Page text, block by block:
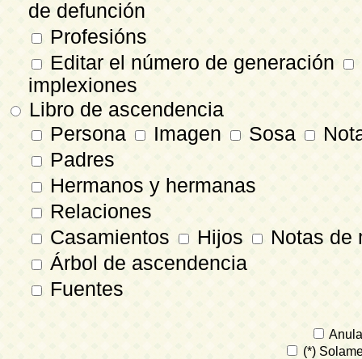
de defunción
Profesións
Editar el número de generación
implexiones
Libro de ascendencia
Persona
Imagen Sosa
Padres
Hermanos y hermanas
Relaciones
Casamientos
Hijos
Notas de
Árbol de ascendencia
Fuentes
(*)